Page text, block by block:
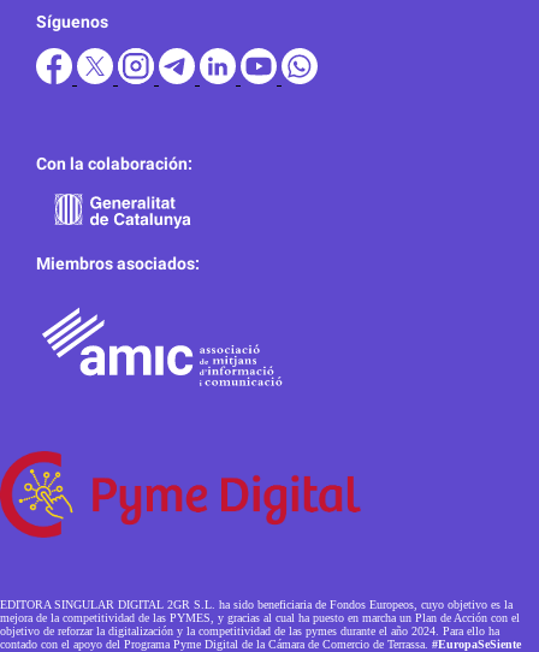
Síguenos
Con la colaboración:
Miembros asociados:
EDITORA SINGULAR DIGITAL 2GR S.L. ha sido beneficiaria de Fondos Europeos, cuyo objetivo es la
mejora de la competitividad de las PYMES, y gracias al cual ha puesto en marcha un Plan de Acción con el
objetivo de reforzar la digitalización y la competitividad de las pymes durante el año 2024. Para ello ha
contado con el apoyo del Programa Pyme Digital de la Cámara de Comercio de Terrassa. #EuropaSeSiente